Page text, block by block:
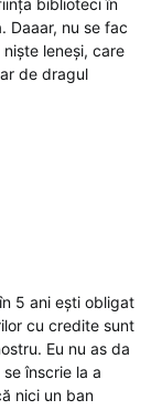
biblioteci în
Daaar, nu se fac
leneși, care
de dragul
5 ani ești obligat
cu credite sunt
Eu nu as da
înscrie la a
nici un ban